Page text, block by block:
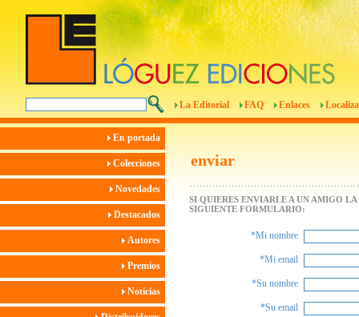
La Editorial FAQ Enlaces
En portada
Colecciones
Novedades
Destacados
Autores
Premios
Noticias
enviar
SI QUIERES ENVIARLE A UN AMIGO
SIGUIENTE FORMULARIO:
*Mi nombre
*Mi email
*Su nombre
*Su email